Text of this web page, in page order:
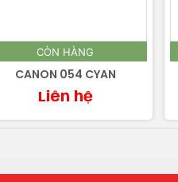
CÒN HÀNG
CANON 054 CYAN
Liên hệ